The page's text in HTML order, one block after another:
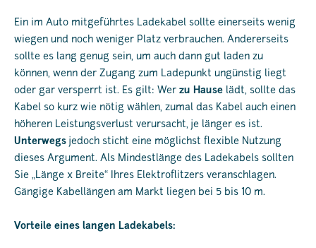
Ein im Auto mitgeführtes Ladekabel sollte einerseits wenig
wiegen und noch weniger Platz verbrauchen. Andererseits
sollte es lang genug sein, um auch dann gut laden zu
können, wenn der Zugang zum Ladepunkt ungünstig liegt
oder gar versperrt ist. Es gilt: Wer zu Hause lädt, sollte das
Kabel so kurz wie nötig wählen, zumal das Kabel auch einen
höheren Leistungsverlust verursacht, je länger es ist.
Unterwegs jedoch sticht eine möglichst flexible Nutzung
dieses Argument. Als Mindestlänge des Ladekabels sollten
Sie „Länge x Breite“ Ihres Elektroflitzers veranschlagen.
Gängige Kabellängen am Markt liegen bei 5 bis 10 m.
Vorteile eines langen Ladekabels: